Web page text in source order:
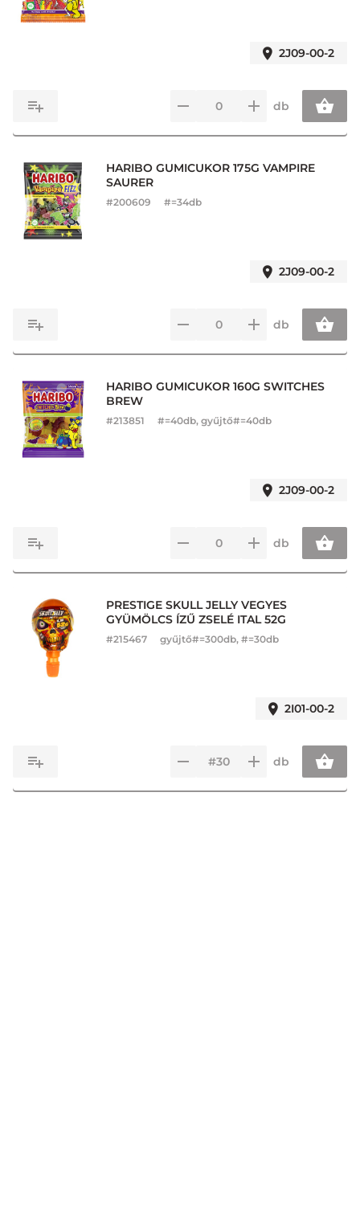
2J09-00-2
db
HARIBO GUMICUKOR 175G VAMPIRE
SAURER
#200609 #=34db
2J09-00-2
db
HARIBO GUMICUKOR 160G SWITCHES
BREW
#213851 #=40db, gyűjtő#=40db
2J09-00-2
db
PRESTIGE SKULL JELLY VEGYES
GYÜMÖLCS ÍZŰ ZSELÉ ITAL 52G
#215467 gyűjtő#=300db, #=30db
2I01-00-2
db